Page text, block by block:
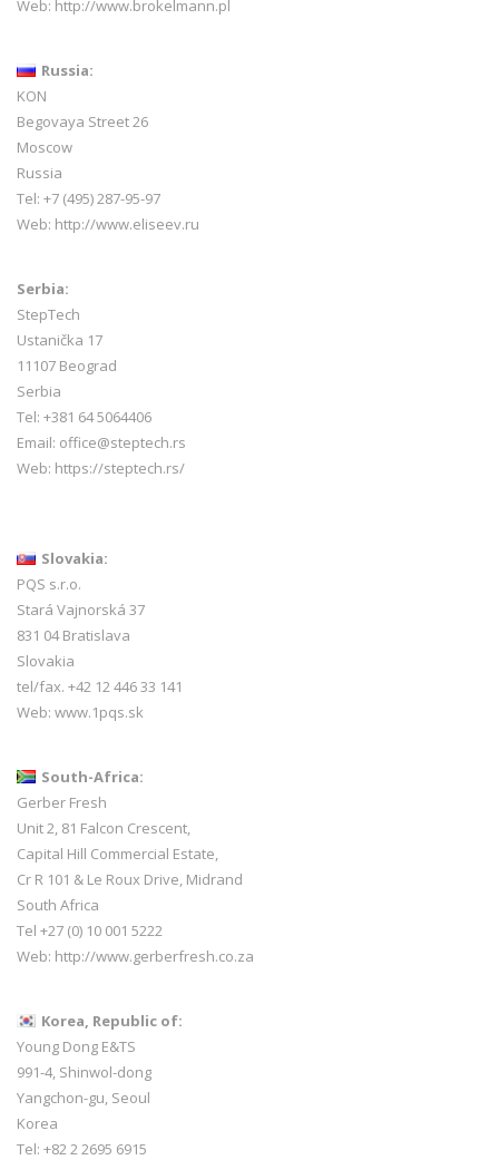
Web: http://www.brokelmann.pl
Russia:
KON
Begovaya Street 26
Moscow
Russia
Tel: +7 (495) 287-95-97
Web: http://www.eliseev.ru
Serbia:
StepTech
Ustanička 17
11107 Beograd
Serbia
Tel: +381 64 5064406
Email: office@steptech.rs
Web: https://steptech.rs/
Slovakia:
PQS s.r.o.
Stará Vajnorská 37
831 04 Bratislava
Slovakia
tel/fax. +42 12 446 33 141
Web: www.1pqs.sk
South-Africa:
Gerber Fresh
Unit 2, 81 Falcon Crescent,
Capital Hill Commercial Estate,
Cr R 101 & Le Roux Drive, Midrand
South Africa
Tel +27 (0) 10 001 5222
Web: http://www.gerberfresh.co.za
Korea, Republic of:
Young Dong E&TS
991-4, Shinwol-dong
Yangchon-gu, Seoul
Korea
Tel: +82 2 2695 6915